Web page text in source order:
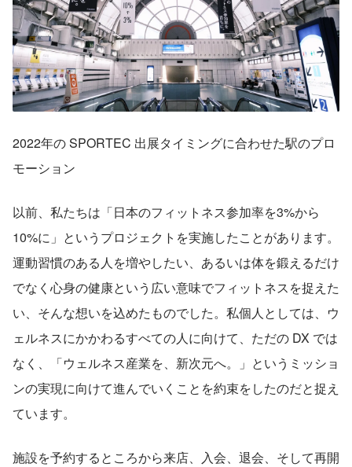
2022年の SPORTEC 出展タイミングに合わせた駅のプロ
モーション
以前、私たちは「日本のフィットネス参加率を3%から
10%に」というプロジェクトを実施したことがあります。
運動習慣のある人を増やしたい、あるいは体を鍛えるだけ
でなく心身の健康という広い意味でフィットネスを捉えた
い、そんな想いを込めたものでした。私個人としては、ウ
ェルネスにかかわるすべての人に向けて、ただの DX では
なく、「ウェルネス産業を、新次元へ。」というミッショ
ンの実現に向けて進んでいくことを約束をしたのだと捉え
ています。
施設を予約するところから来店、入会、退会、そして再開